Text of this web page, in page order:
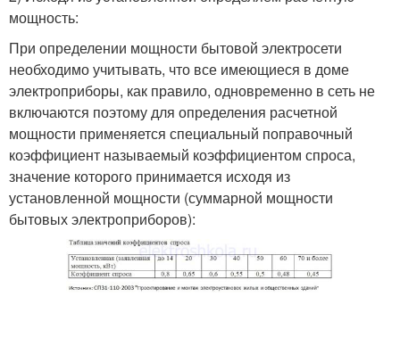
мощность:
При определении мощности бытовой электросети
необходимо учитывать, что все имеющиеся в доме
электроприборы, как правило, одновременно в сеть не
включаются поэтому для определения расчетной
мощности применяется специальный поправочный
коэффициент называемый коэффициентом спроса,
значение которого принимается исходя из
установленной мощности (суммарной мощности
бытовых электроприборов):